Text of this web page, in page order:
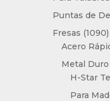
Puntas de
Fresas 1090
Acero
Metal Duro
H-Star
Para